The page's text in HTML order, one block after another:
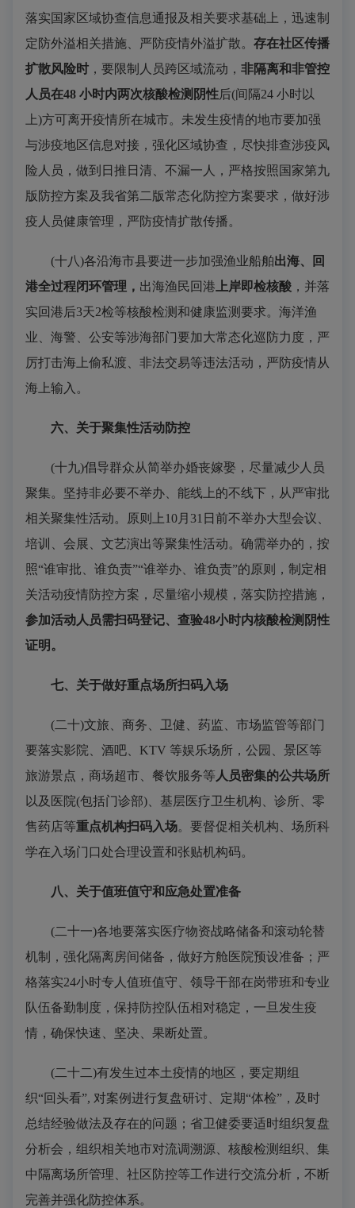
落实国家区域协查信息通报及相关要求基础上，迅速制
定防外溢相关措施、严防疫情外溢扩散。 存在社区传播
扩散风险时 ，要限制人员跨区域流动， 非隔离和非管控
人员在48 小时内两次核酸检测阴性后(间隔24 小时以
上)方可离开疫情所在城市。未发生疫情的地市要加强
与涉疫地区信息对接，强化区域协查，尽快排查涉疫风
险人员，做到日推日清、不漏一人，严格按照国家第九
版防控方案及我省第二版常态化防控方案要求，做好涉
疫人员健康管理，严防疫情扩散传播。
(十八)各沿海市县要进一步加强渔业船舶出海、回
港全过程闭环管理， 出海渔民回港 上岸即检核酸 ，并落
实回港后3天2检等核酸检测和健康监测要求。海洋渔
业、海警、公安等涉海部门要加大常态化巡防力度，严
厉打击海上偷私渡、非法交易等违法活动，严防疫情从
海上输入。
六、关于聚集性活动防控
(十九)倡导群众从简举办婚丧嫁娶，尽量减少人员
聚集。坚持非必要不举办、能线上的不线下，从严审批
相关聚集性活动。原则上10月31日前不举办大型会议、
培训、会展、文艺演出等聚集性活动。确需举办的，按
照“谁审批、谁负责”“谁举办、谁负责”的原则，制定相
关活动疫情防控方案，尽量缩小规模，落实防控措施，
参加活动人员需扫码登记、查验48小时内核酸检测阴性
证明。
七、关于做好重点场所扫码入场
(二十)文旅、商务、卫健、药监、市场监管等部门
要落实影院、酒吧、KTV 等娱乐场所，公园、景区等
旅游景点，商场超市、餐饮服务等 人员密集的公共场所
以及医院(包括门诊部)、基层医疗卫生机构、诊所、零
售药店等重点机构扫码入场。要督促相关机构、场所科
学在入场门口处合理设置和张贴机构码。
八、关于值班值守和应急处置准备
(二十一)各地要落实医疗物资战略储备和滚动轮替
机制，强化隔离房间储备，做好方舱医院预设准备；严
格落实24小时专人值班值守、领导干部在岗带班和专业
队伍备勤制度，保持防控队伍相对稳定，一旦发生疫
情，确保快速、坚决、果断处置。
(二十二)有发生过本土疫情的地区，要定期组
织“回头看”, 对案例进行复盘研讨、定期“体检”，及时
总结经验做法及存在的问题；省卫健委要适时组织复盘
分析会，组织相关地市对流调溯源、核酸检测组织、集
中隔离场所管理、社区防控等工作进行交流分析，不断
完善并强化防控体系。